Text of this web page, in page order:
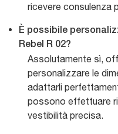
ricevere consulenza
È possibile
Rebel R 02?
Assolutamente sì,
personalizzare le
adattarli
possono effettuare
vestibilità precisa.